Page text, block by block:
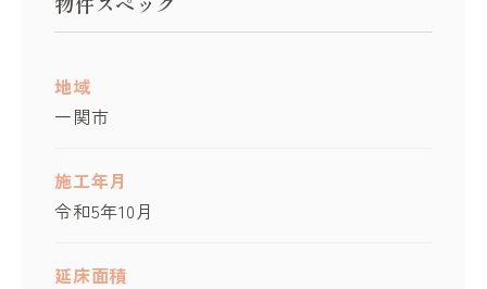
地域
一関市
施工年月
令和5年10月
延床面積